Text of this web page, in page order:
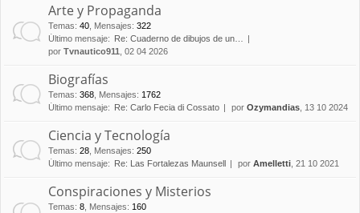
Arte y Propaganda
Temas: 40 Mensajes: 322
Último mensaje:
Re: Cuaderno de dibujos de un…
por Tvnautico911 , 02 04 2026
Biografías
Temas: 368 Mensajes: 1762
Último mensaje:
Re: Carlo Fecia di Cossato por Ozymandias , 13 10 2024
Ciencia y Tecnología
Temas: 28 Mensajes: 250
Último mensaje:
Re: Las Fortalezas Maunsell por Amelletti , 21 10 2021
Conspiraciones y Misterios
Temas: 8 Mensajes: 160